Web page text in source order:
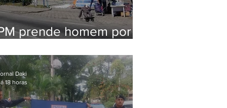
prende homem por
Daki
18 horas